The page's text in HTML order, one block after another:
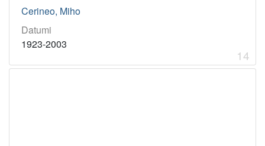
Cerineo, Miho
Datumi
1923-2003
14